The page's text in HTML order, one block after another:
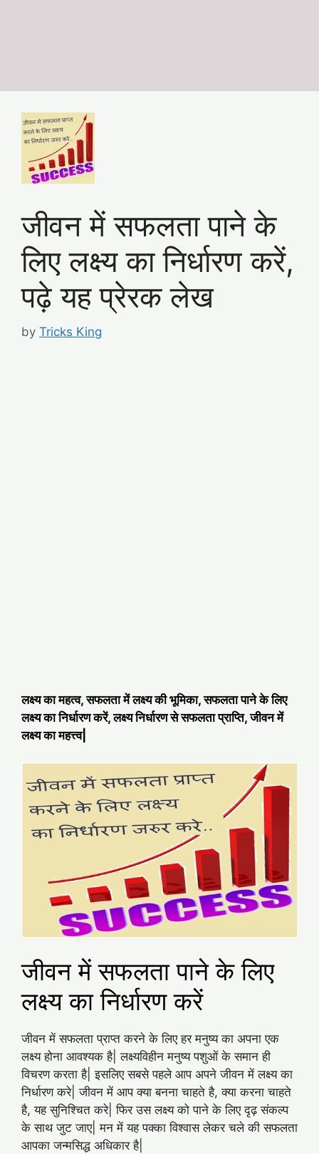
जीवन में सफलता पाने के
लिए लक्ष्य का निर्धारण करें,
पढ़े यह प्रेरक लेख
by Tricks King
लक्ष्य का महत्व, सफलता में लक्ष्य की भूमिका, सफलता पाने के लिए
लक्ष्य का निर्धारण करें, लक्ष्य निर्धारण से सफलता प्राप्ति, जीवन में
लक्ष्य का महत्त्व|
जीवन में सफलता पाने के लिए
लक्ष्य का निर्धारण करें
जीवन में सफलता प्राप्त करने के लिए हर मनुष्य का अपना एक
लक्ष्य होना आवश्यक है| लक्ष्यविहीन मनुष्य पशुओं के समान ही
विचरण करता है| इसलिए सबसे पहले आप अपने जीवन में लक्ष्य का
निर्धारण करे| जीवन में आप क्या बनना चाहते है, क्या करना चाहते
है, यह सुनिश्चित करे| फिर उस लक्ष्य को पाने के लिए दृढ़ संकल्प
के साथ जुट जाए| मन में यह पक्का विश्वास लेकर चले की सफलता
आपका जन्मसिद्ध अधिकार है|